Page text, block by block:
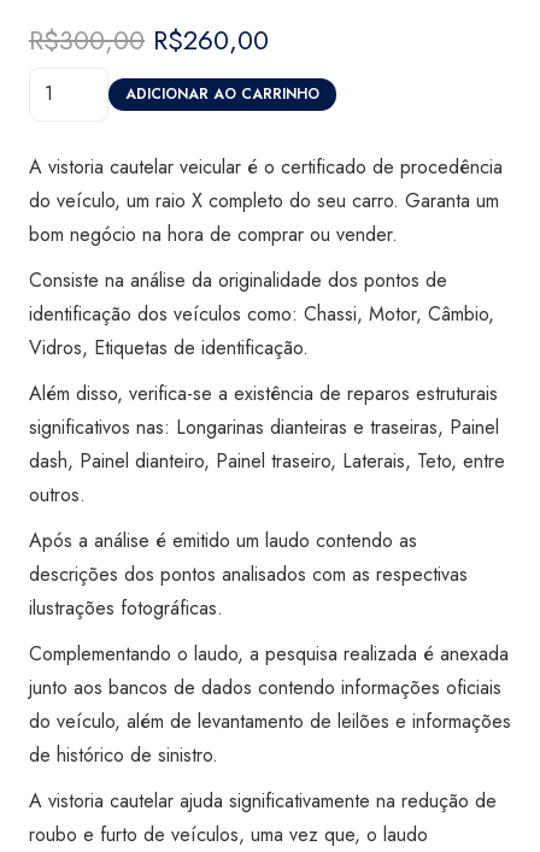
R$300,00 O
preço
original
R$300,00.
R$260,00
preço
atual
R$260,00.
Vistoria
Super
Visão
quantidade
ADICIONAR AO CARRINHO
A vistoria cautelar veicular é o certificado de procedência
do veículo, um raio X completo do seu carro. Garanta um
bom negócio na hora de comprar ou vender.
Consiste na análise da originalidade dos pontos de
identificação dos veículos como: Chassi, Motor, Câmbio,
Vidros, Etiquetas de identificação.
Além disso, verifica-se a existência de reparos estruturais
significativos nas: Longarinas dianteiras e traseiras, Painel
dash, Painel dianteiro, Painel traseiro, Laterais, Teto, entre
outros.
Após a análise é emitido um laudo contendo as
descrições dos pontos analisados com as respectivas
ilustrações fotográficas.
Complementando o laudo, a pesquisa realizada é anexada
junto aos bancos de dados contendo informações oficiais
do veículo, além de levantamento de leilões e informações
de histórico de sinistro.
A vistoria cautelar ajuda significativamente na redução de
roubo e furto de veículos, uma vez que, o laudo